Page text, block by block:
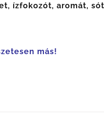
ízfokozót, aromát,
más!